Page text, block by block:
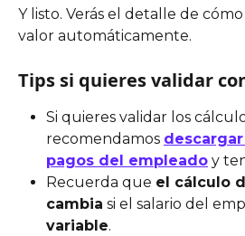
Y listo. Verás el detalle de
valor automáticamente.
Tips si quieres validar
Si quieres validar los
recomendamos
pagos del empleado y
Recuerda que el cálculo
cambia si el salario del
variable.